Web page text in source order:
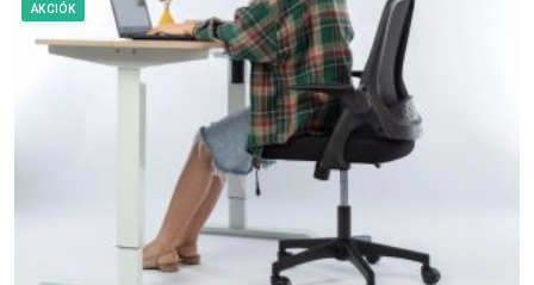
AKCIÓK